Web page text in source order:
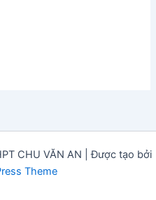
CHU VĂN AN | Được tạo bởi
Theme